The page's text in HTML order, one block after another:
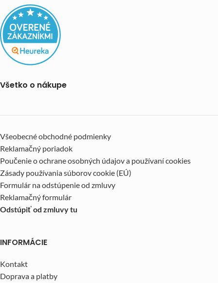
Všetko o nákupe
Všeobecné obchodné podmienky
Reklamačný poriadok
Poučenie o ochrane osobných údajov a používaní cookies
Zásady používania súborov cookie (EÚ)
Formulár na odstúpenie od zmluvy
Reklamačný formulár
Odstúpiť od zmluvy tu
INFORMÁCIE
Kontakt
Doprava a platby